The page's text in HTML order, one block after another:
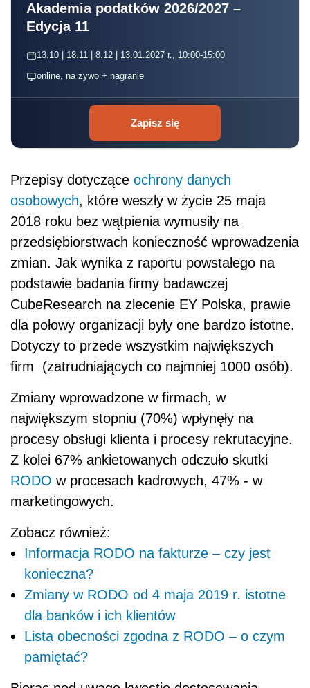
Akademia podatków 2026/2027 –
Edycja 11
13.10 | 18.11 | 8.12 | 13.01.2027 r., 10:00-15:00
online, na żywo + nagranie
Zapisz się
Przepisy dotyczące ochrony danych
osobowych, które weszły w życie 25 maja
2018 roku bez wątpienia wymusiły na
przedsiębiorstwach konieczność wprowadzenia
zmian. Jak wynika z raportu powstałego na
podstawie badania firmy badawczej
CubeResearch na zlecenie EY Polska, prawie
dla połowy organizacji były one bardzo istotne.
Dotyczy to przede wszystkim największych
firm (zatrudniających co najmniej 1000 osób).
Zmiany wprowadzone w firmach, w
największym stopniu (70%) wpłynęły na
procesy obsługi klienta i procesy rekrutacyjne.
Z kolei 67% ankietowanych odczuło skutki
RODO w procesach kadrowych, 47% - w
marketingowych.
Zobacz również:
Informacja RODO na fakturze – czy jest
konieczna?
Zmiany w RODO od 4 maja 2019 r. istotne
dla banków i ich klientów
Lista obecności zgodna z RODO – o czym
pamiętać?